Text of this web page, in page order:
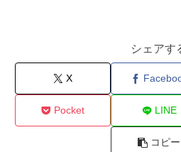
シェアす
X
Pocket LINE
コピー